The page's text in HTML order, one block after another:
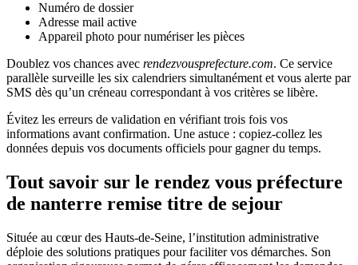
Numéro de dossier
Adresse mail active
Appareil photo pour numériser les pièces
Doublez vos chances avec rendezvousprefecture.com. Ce service
parallèle surveille les six calendriers simultanément et vous alerte par
SMS dès qu’un créneau correspondant à vos critères se libère.
Évitez les erreurs de validation en vérifiant trois fois vos
informations avant confirmation. Une astuce : copiez-collez les
données depuis vos documents officiels pour gagner du temps.
Tout savoir sur le rendez vous préfecture
de nanterre remise titre de sejour
Située au cœur des Hauts-de-Seine, l’institution administrative
déploie des solutions pratiques pour faciliter vos démarches. Son